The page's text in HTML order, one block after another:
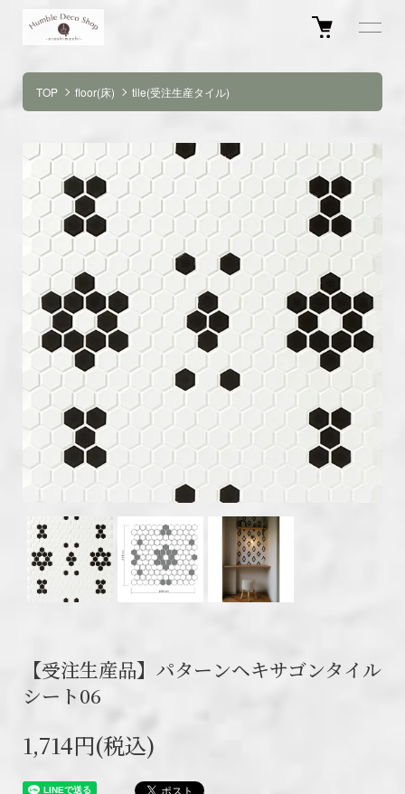
TOP floor(床) tile(受注生産タイル)
【受注生産品】パターンヘキサゴンタイル
シート06
1,714円(税込)